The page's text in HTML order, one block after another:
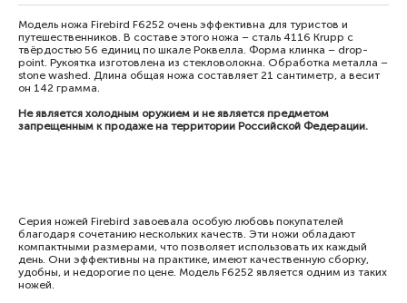
Модель ножа Firebird F6252 очень эффективна для туристов и
путешественников. В составе этого ножа – сталь 4116 Krupp с
твёрдостью 56 единиц по шкале Роквелла. Форма клинка – drop-
point. Рукоятка изготовлена из стекловолокна. Обработка металла –
stone washed. Длина общая ножа составляет 21 сантиметр, а весит
он 142 грамма.
Не является холодным оружием и не является предметом
запрещенным к продаже на территории Российской Федерации.
​Серия ножей Firebird завоевала особую любовь покупателей
благодаря сочетанию нескольких качеств. Эти ножи обладают
компактными размерами, что позволяет использовать их каждый
день. Они эффективны на практике, имеют качественную сборку,
удобны, и недорогие по цене. Модель F6252 является одним из таких
ножей.